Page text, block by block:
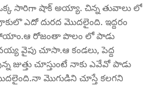
సారిగా షాక్ అయ్యా. చిన్న తువాలు లో
ఎదో దురద మొదలైంది. ఇద్దరం
రోజంతా పొలం లో పాడు
వైపు చూసా.ఆ కండలు, పెద్ద
చూస్తుంటే నాకు ఎవేవో పాడు
మొగుడిని చూస్తే కలగని